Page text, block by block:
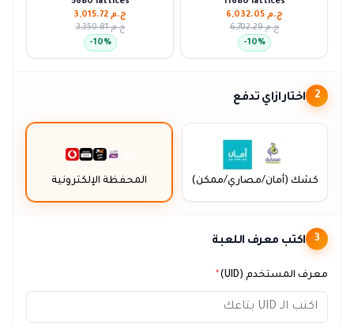
ج.م 3,015.72
ج.م 3,350.81
-10%
ج.م 6,032.05
ج.م 6,702.29
-10%
2 اختار ازاي تدفع
المحفظة الإلكترونية كشك (أمان/مصاري/ممكن)
3 اكتب معرف اللعبة
معرف المستخدم (UID) *